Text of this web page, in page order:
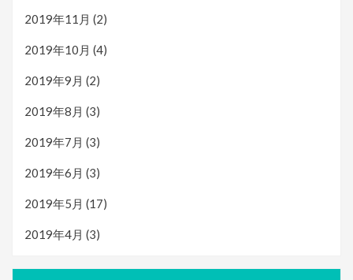
2019年11月 (2)
2019年10月 (4)
2019年9月 (2)
2019年8月 (3)
2019年7月 (3)
2019年6月 (3)
2019年5月 (17)
2019年4月 (3)